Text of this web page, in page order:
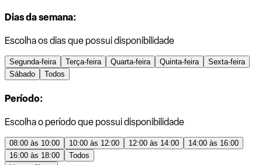
Dias da semana:
Escolha os dias que possui disponibilidade
Segunda-feira Terça-feira Quarta-feira Quinta-feira
Sexta-feira
Sábado
Todos
Período:
Escolha o período que possui disponibilidade
08:00 às 10:00 10:00 às 12:00 12:00 às 14:00
14:00 às 16:00
16:00 às 18:00
Todos